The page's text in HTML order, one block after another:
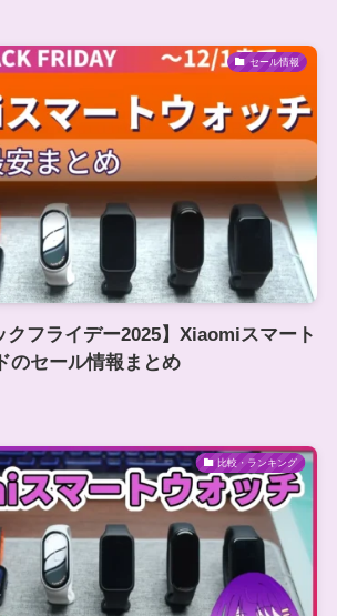
セール情報
クフライデー2025】Xiaomiスマート
のセール情報まとめ
比較・ランキング